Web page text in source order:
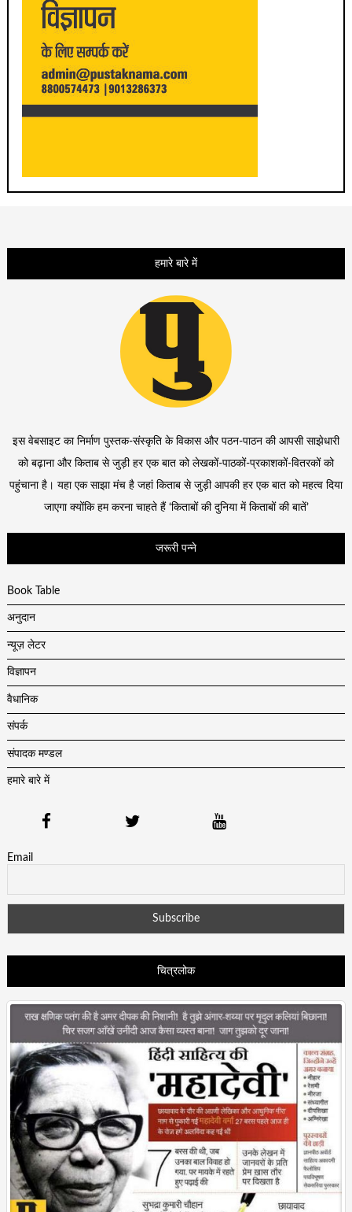
हमारे बारे में
इस वेबसाइट का निर्माण पुस्तक-संस्कृति के विकास और पठन-पाठन की आपसी साझेधारी
को बढ़ाना और किताब से जुड़ी हर एक बात को लेखकों-पाठकों-प्रकाशकों-वितरकों को
पहुंचाना है। यहा एक साझा मंच है जहां किताब से जुड़ी आपकी हर एक बात को महत्व दिया
जाएगा क्योंकि हम करना चाहते हैं ‘किताबों की दुनिया में किताबों की बातें’
जरूरी पन्ने
Book Table
अनुदान
न्यूज़ लेटर
विज्ञापन
वैधानिक
संपर्क
संपादक मण्डल
हमारे बारे में
Email
चित्रलोक